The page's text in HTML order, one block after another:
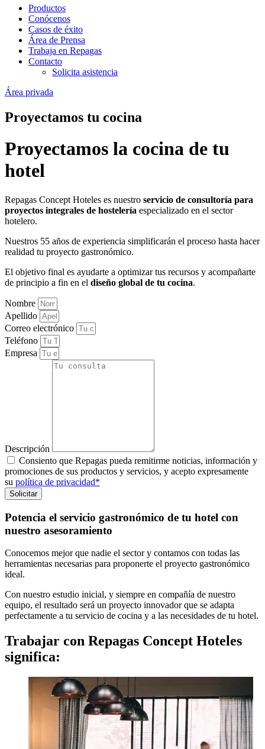
Productos
Conócenos
Casos de éxito
Área de Prensa
Trabaja en Repagas
Contacto
Solicita asistencia
Área privada
Proyectamos tu cocina
Proyectamos la cocina de tu
hotel
Repagas Concept Hoteles es nuestro servicio de consultoría para
proyectos integrales de hostelería especializado en el sector
hotelero.
Nuestros 55 años de experiencia simplificarán el proceso hasta hacer
realidad tu proyecto gastronómico.
El objetivo final es ayudarte a optimizar tus recursos y acompañarte
de principio a fin en el diseño global de tu cocina.
Nombre
Apellido
Correo electrónico
Teléfono
Empresa
Descripción
Consiento que Repagas pueda remitirme noticias, información y
promociones de sus productos y servicios, y acepto expresamente
su política de privacidad*
Solicitar
Potencia el servicio gastronómico de tu hotel con
nuestro asesoramiento
Conocemos mejor que nadie el sector y contamos con todas las
herramientas necesarias para proponerte el proyecto gastronómico
ideal.
Con nuestro estudio inicial, y siempre en compañía de nuestro
equipo, el resultado será un proyecto innovador que se adapta
perfectamente a tu servicio de cocina y a las necesidades de tu hotel.
Trabajar con Repagas Concept Hoteles
significa: